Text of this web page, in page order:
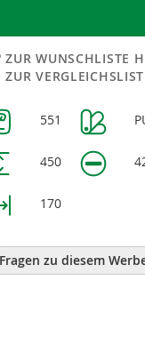
ZUR WUNSCHLISTE
ZUR
551
450
170
Fragen zu diesem